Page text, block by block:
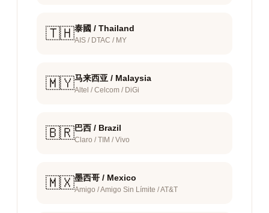
🇹🇭泰國 / Thailand
AIS / DTAC / MY
🇲🇾马来西亚 / Malaysia
Altel / Celcom / DiGi
🇧🇷巴西 / Brazil
Claro / TIM / Vivo
🇲🇽墨西哥 / Mexico
Amigo / Amigo Sin Límite / AT&T